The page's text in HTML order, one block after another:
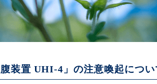
装置 UHI-4」の注意喚起につい